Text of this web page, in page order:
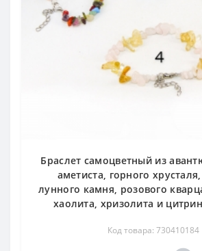
Браслет самоцветный из
аметиста, горного
лунного камня, розового
хаолита, хризолита и
Код товара: 730410184